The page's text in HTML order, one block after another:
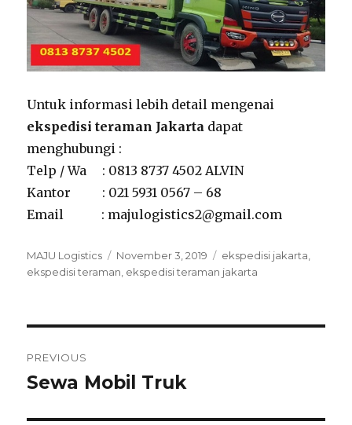
Untuk informasi lebih detail mengenai
ekspedisi teraman Jakarta dapat
menghubungi :
Telp / Wa : 0813 8737 4502 ALVIN
Kantor : 021 5931 0567 – 68
Email : majulogistics2@gmail.com
Author
MAJU Logistics
Posted
on
November 3, 2019 Tags
ekspedisi jakarta,
ekspedisi teraman, ekspedisi teraman jakarta
navigation
PREVIOUS
Previous
Sewa Mobil Truk